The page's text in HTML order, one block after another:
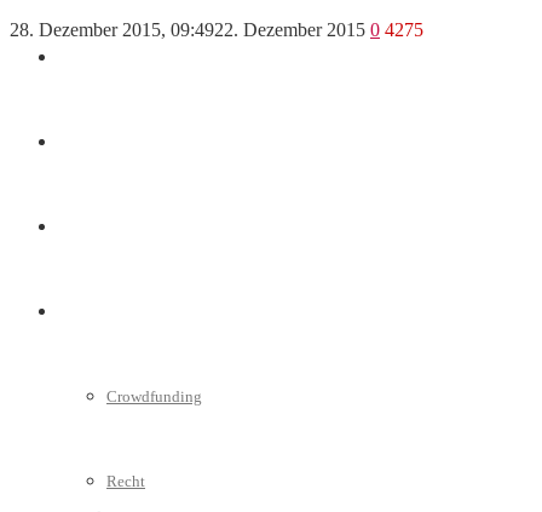
Crowdfunding
Recht
28. Dezember 2015, 09:4922. Dezember 2015 0 4275